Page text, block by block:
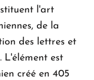
l'art
de la
des lettres et
L'élément est
créé en 405